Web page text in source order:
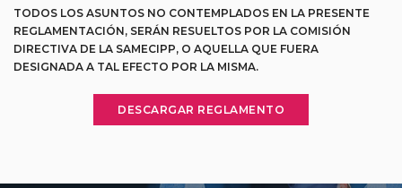
TODOS LOS ASUNTOS NO CONTEMPLADOS EN LA PRESENTE
REGLAMENTACIÓN, SERÁN RESUELTOS POR LA COMISIÓN
DIRECTIVA DE LA SAMECIPP, O AQUELLA QUE FUERA
DESIGNADA A TAL EFECTO POR LA MISMA.
DESCARGAR REGLAMENTO